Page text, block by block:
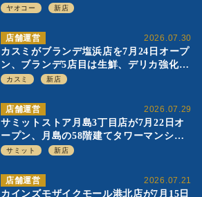
浦和店とは生鮮強化、ですみ分け
ヤオコー 新店
2026.07.30
店舗運営
カスミがブランデ塩浜店を7月24日オープ
ン、ブランデ5店目は生鮮、デリカ強化の
一方で通常店の要素も取り入れ
カスミ 新店
2026.07.29
店舗運営
サミットストア月島3丁目店が7月22日オ
ープン、月島の58階建てタワーマンショ
ン1階に生鮮強化の小商圏型店を出店
サミット 新店
2026.07.21
店舗運営
カインズモザイクモール港北店が7月15日